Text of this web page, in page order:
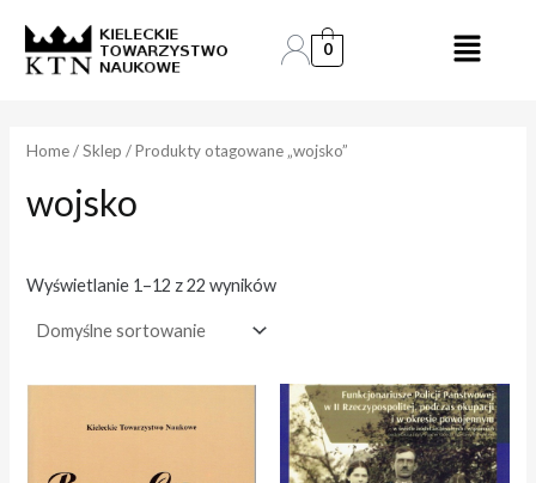
content
0
Home/Sklep / Produkty otagowane „wojsko”
wojsko
Wyświetlanie 1–12 z 22 wyników